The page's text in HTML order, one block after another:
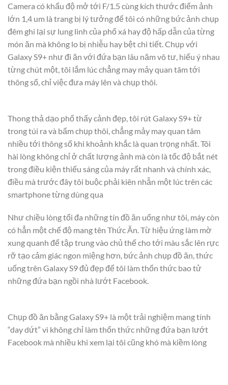
Camera có khẩu độ mở tới F/1.5 cùng kích thước điểm ảnh
lớn 1,4 um là trang bị lý tưởng để tôi có những bức ảnh chụp
đêm ghi lại sự lung linh của phố xá hay độ hấp dẫn của từng
món ăn mà không lo bị nhiễu hay bệt chi tiết. Chụp với
Galaxy S9+ như đi ăn với đứa bạn lâu năm vô tư, hiểu ý nhau
từng chút một, tôi lắm lúc chẳng may mảy quan tâm tới
thông số, chỉ việc đưa máy lên và chụp thôi.
Thong thả dạo phố thấy cảnh đẹp, tôi rút Galaxy S9+ từ
trong túi ra và bấm chụp thôi, chẳng mảy may quan tâm
nhiều tới thông số khi khoảnh khắc là quan trọng nhất. Tôi
hài lòng không chỉ ở chất lượng ảnh mà còn là tốc độ bắt nét
trong điều kiện thiếu sáng của máy rất nhanh và chính xác,
điều mà trước đây tôi buộc phải kiên nhẫn một lúc trên các
smartphone từng dùng qua
Như chiều lòng tối đa những tín đồ ăn uống như tôi, máy còn
có hẳn một chế độ mang tên Thức Ăn. Từ hiệu ứng làm mờ
xung quanh để tập trung vào chủ thế cho tới màu sắc lên rực
rỡ tạo cảm giác ngon miệng hơn, bức ảnh chụp đồ ăn, thức
uống trên Galaxy S9 đủ đẹp để tôi làm thổn thức bao tử
những đứa bạn ngồi nhà lướt Facebook.
Chụp đồ ăn bằng Galaxy S9+ là một trải nghiệm mang tính
“day dứt” vì không chỉ làm thổn thức những đứa bạn lướt
Facebook mà nhiều khi xem lại tôi cũng khó mà kiềm lòng